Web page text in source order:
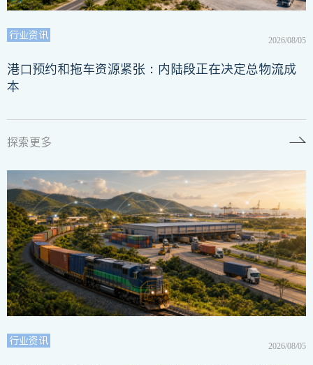
2026/08/05
行业资讯
港口预约和拖车资源紧张：内陆段正在决定总物流成
本
探索更多
2026/08/05
行业资讯